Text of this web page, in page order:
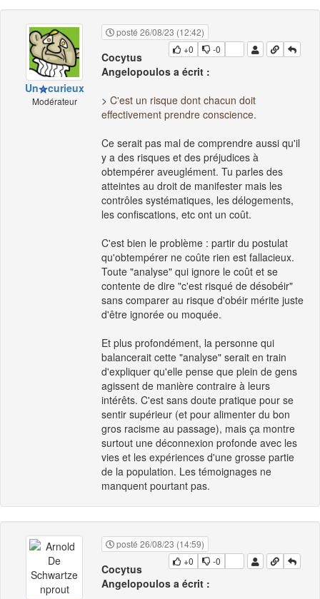
Un curieux
Modérateur
posté 26/08/23 (12:42)
+0
-0
Cocytus
Angelopoulos a écrit :
> C'est un risque dont chacun doit
effectivement prendre conscience.
Ce serait pas mal de comprendre aussi qu'il
y a des risques et des préjudices à
obtempérer aveuglément. Tu parles des
atteintes au droit de manifester mais les
contrôles systématiques, les délogements,
les confiscations, etc ont un coût.
C'est bien le problème : partir du postulat
qu'obtempérer ne coûte rien est fallacieux.
Toute "analyse" qui ignore le coût et se
contente de dire "c'est risqué de désobéir"
sans comparer au risque d'obéir mérite juste
d'être ignorée ou moquée.
Et plus profondément, la personne qui
balancerait cette "analyse" serait en train
d'expliquer qu'elle pense que plein de gens
agissent de manière contraire à leurs
intérêts. C'est sans doute pratique pour se
sentir supérieur (et pour alimenter du bon
gros racisme au passage), mais ça montre
surtout une déconnexion profonde avec les
vies et les expériences d'une grosse partie
de la population. Les témoignages ne
manquent pourtant pas.
posté 26/08/23 (14:59)
+0
-0
Cocytus
Angelopoulos a écrit :